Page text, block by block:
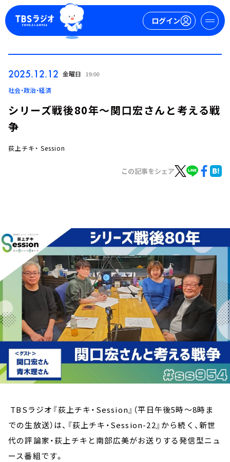
ログイン
お知らせ
イベント・グッズ
YouTube
会社情報
2025.12.12 金曜日 19:00
社会・政治・経済
シリーズ戦後80年～関口宏さんと考える戦
争
荻上チキ・ Session
この記事をシェア
TBSラジオ『荻上チキ・Session』（平日午後5時～8時ま
での生放送）は、『荻上チキ・Session-22』から続く、新世
代の評論家・荻上チキと南部広美がお送りする発信型ニュ
ース番組です。